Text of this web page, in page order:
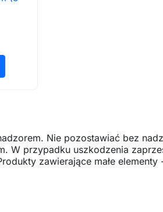
au panier
Nie pozostawiać bez
W przypadku uszkodzenia
zawierające małe elementy